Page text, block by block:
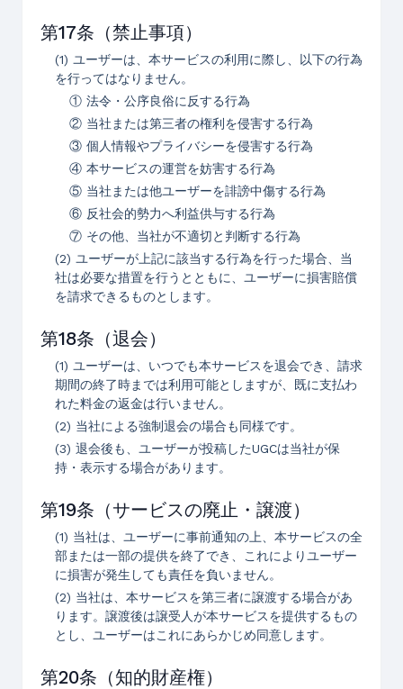
第17条（禁止事項）
(1) ユーザーは、本サービスの利用に際し、以下の行為
を行ってはなりません。
① 法令・公序良俗に反する行為
② 当社または第三者の権利を侵害する行為
③ 個人情報やプライバシーを侵害する行為
④ 本サービスの運営を妨害する行為
⑤ 当社または他ユーザーを誹謗中傷する行為
⑥ 反社会的勢力へ利益供与する行為
⑦ その他、当社が不適切と判断する行為
(2) ユーザーが上記に該当する行為を行った場合、当
社は必要な措置を行うとともに、ユーザーに損害賠償
を請求できるものとします。
第18条（退会）
(1) ユーザーは、いつでも本サービスを退会でき、請求
期間の終了時までは利用可能としますが、既に支払わ
れた料金の返金は行いません。
(2) 当社による強制退会の場合も同様です。
(3) 退会後も、ユーザーが投稿したUGCは当社が保
持・表示する場合があります。
第19条（サービスの廃止・譲渡）
(1) 当社は、ユーザーに事前通知の上、本サービスの全
部または一部の提供を終了でき、これによりユーザー
に損害が発生しても責任を負いません。
(2) 当社は、本サービスを第三者に譲渡する場合があ
ります。譲渡後は譲受人が本サービスを提供するもの
とし、ユーザーはこれにあらかじめ同意します。
第20条（知的財産権）